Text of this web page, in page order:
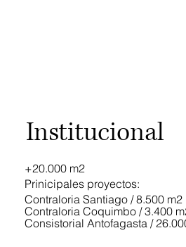
Institucional
+20.000 m2
Prinicipales proyectos:
Contraloria Santiago / 8.500 m2
Contraloria Coquimbo / 3.400
Consistorial Antofagasta /